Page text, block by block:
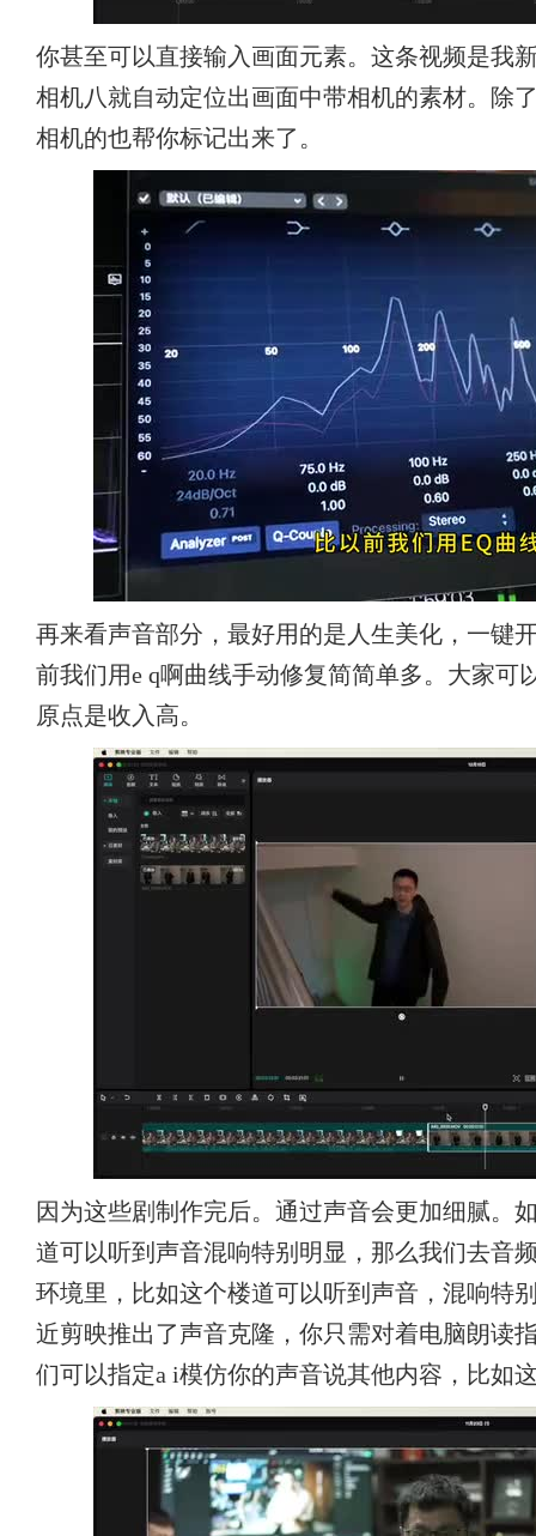
你甚至可以直接输入画面元素。这条视频是我
相机八就自动定位出画面中带相机的素材。除
相机的也帮你标记出来了。
再来看声音部分，最好用的是人生美化，一键
前我们用e q啊曲线手动修复简简单多。大家可
原点是收入高。
因为这些剧制作完后。通过声音会更加细腻。
道可以听到声音混响特别明显，那么我们去音
环境里，比如这个楼道可以听到声音，混响特
近剪映推出了声音克隆，你只需对着电脑朗读
们可以指定a i模仿你的声音说其他内容，比如